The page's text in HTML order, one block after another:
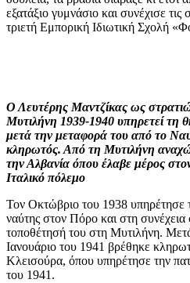
εξατάξιο γυμνάσιο και συνέχισε
τριετή Εμπορική Ιδιωτική Σχολή
Ο Λευτέρης Μαντζίκας ως
Μυτιλήνη 1939-1940 υπηρετεί τη
μετά την μεταφορά του από το
κληρωτός. Από τη Μυτιλήνη
την Αλβανία όπου έλαβε μέρος
Ιταλικό πόλεμο
Τον Οκτώβριο του 1938 υπηρέτησε
ναύτης στον Πόρο και στη
τοποθέτησή του στη Μυτιλήνη.
Ιανουάριο του 1941 βρέθηκε
Κλεισούρα, όπου υπηρέτησε την
του 1941.